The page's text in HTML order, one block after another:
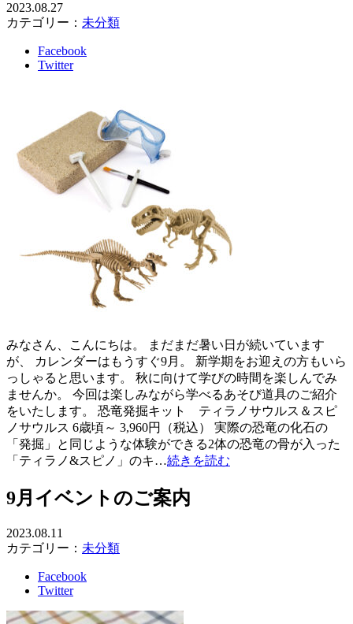
2023.08.27
カテゴリー： 未分類
Facebook
Twitter
みなさん、こんにちは。 まだまだ暑い日が続いています
が、 カレンダーはもうすぐ9月。 新学期をお迎えの方もいら
っしゃると思います。 秋に向けて学びの時間を楽しんでみ
ませんか。 今回は楽しみながら学べるあそび道具のご紹介
をいたします。 恐竜発掘キット ティラノサウルス＆スピ
ノサウルス 6歳頃～ 3,960円（税込） 実際の恐竜の化石の
「発掘」と同じような体験ができる2体の恐竜の骨が入った
「ティラノ&スピノ」のキ…続きを読む
9月イベントのご案内
2023.08.11
カテゴリー： 未分類
Facebook
Twitter